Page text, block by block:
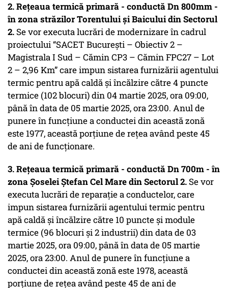
2. Rețeaua termică primară - conductă Dn 800mm -
în zona străzilor Torentului și Baicului din Sectorul
2. Se vor executa lucrări de modernizare în cadrul
proiectului “SACET București – Obiectiv 2 –
Magistrala I Sud – Cămin CP3 – Cămin FPC27 – Lot
2 – 2,96 Km” care impun sistarea furnizării agentului
termic pentru apă caldă şi încălzire către 4 puncte
termice (102 blocuri) din 04 martie 2025, ora 09:00,
până în data de 05 martie 2025, ora 23:00. Anul de
punere în funcțiune a conductei din această zonă
este 1977, această porțiune de rețea având peste 45
de ani de funcționare.
3. Rețeaua termică primară - conductă Dn 700m - în
zona Șoselei Ștefan Cel Mare din Sectorul 2. Se vor
executa lucrări de reparație a conductelor, care
impun sistarea furnizării agentului termic pentru
apă caldă şi încălzire către 10 puncte și module
termice (96 blocuri și 2 industrii) din data de 03
martie 2025, ora 09:00, până în data de 05 martie
2025, ora 23:00. Anul de punere în funcțiune a
conductei din această zonă este 1978, această
porțiune de rețea având peste 45 de ani de